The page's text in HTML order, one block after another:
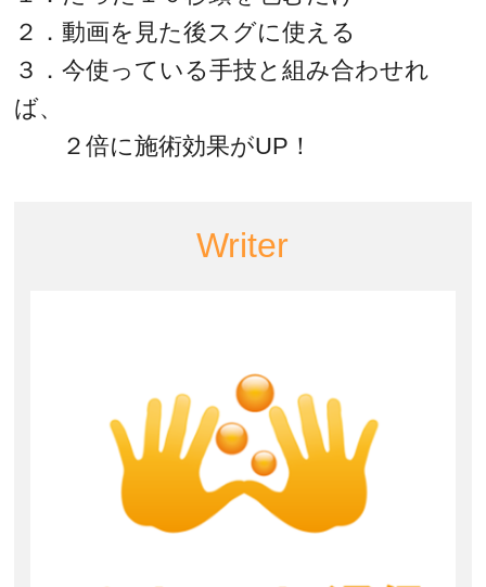
２．動画を見た後スグに使える
３．今使っている手技と組み合わせれ
ば、
２倍に施術効果がUP！
Writer